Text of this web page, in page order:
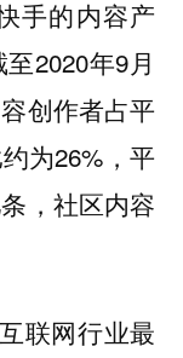
手的内容产
2020年9月
创作者占平
为26%，平
，社区内容
联网行业最